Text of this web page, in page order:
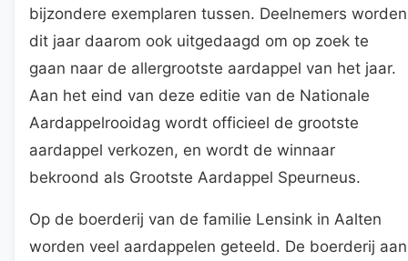
bijzondere exemplaren tussen. Deelnemers worden
dit jaar daarom ook uitgedaagd om op zoek te
gaan naar de allergrootste aardappel van het jaar.
Aan het eind van deze editie van de Nationale
Aardappelrooidag wordt officieel de grootste
aardappel verkozen, en wordt de winnaar
bekroond als Grootste Aardappel Speurneus.
Op de boerderij van de familie Lensink in Aalten
worden veel aardappelen geteeld. De boerderij aan